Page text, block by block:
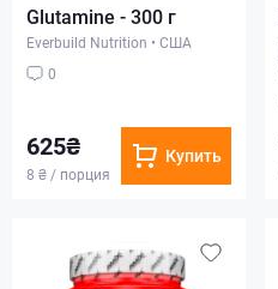
Glutamine - 300 г
Everbuild Nutrition • США
0
625₴
8 ₴ / порция
Купить